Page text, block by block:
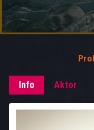
Info Aktor